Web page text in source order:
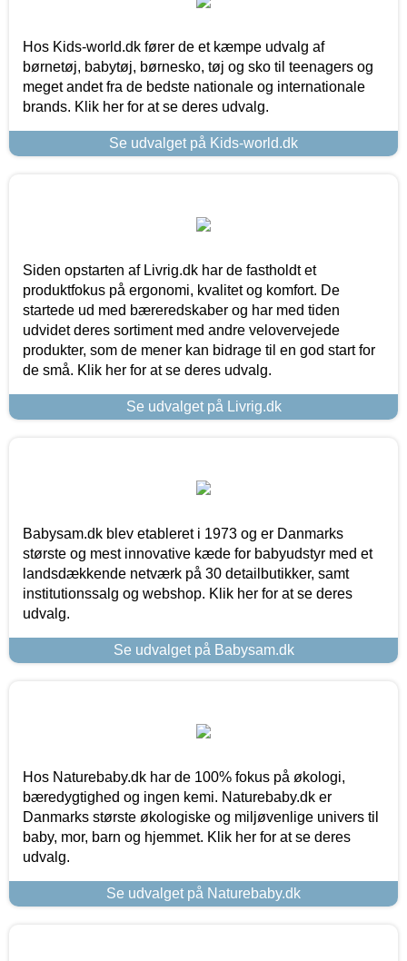
Hos Kids-world.dk fører de et kæmpe udvalg af
børnetøj, babytøj, børnesko, tøj og sko til teenagers og
meget andet fra de bedste nationale og internationale
brands. Klik her for at se deres udvalg.
Se udvalget på Kids-world.dk
Siden opstarten af Livrig.dk har de fastholdt et
produktfokus på ergonomi, kvalitet og komfort. De
startede ud med bæreredskaber og har med tiden
udvidet deres sortiment med andre velovervejede
produkter, som de mener kan bidrage til en god start for
de små. Klik her for at se deres udvalg.
Se udvalget på Livrig.dk
Babysam.dk blev etableret i 1973 og er Danmarks
største og mest innovative kæde for babyudstyr med et
landsdækkende netværk på 30 detailbutikker, samt
institutionssalg og webshop. Klik her for at se deres
udvalg.
Se udvalget på Babysam.dk
Hos Naturebaby.dk har de 100% fokus på økologi,
bæredygtighed og ingen kemi. Naturebaby.dk er
Danmarks største økologiske og miljøvenlige univers til
baby, mor, barn og hjemmet. Klik her for at se deres
udvalg.
Se udvalget på Naturebaby.dk